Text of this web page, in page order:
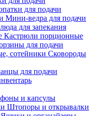
для подачи
Мини-ведра для подачи
для запекания
Кастрюли порционные
для подачи
Сковороды
для подачи
и капсулы
Штопоры и открывалки